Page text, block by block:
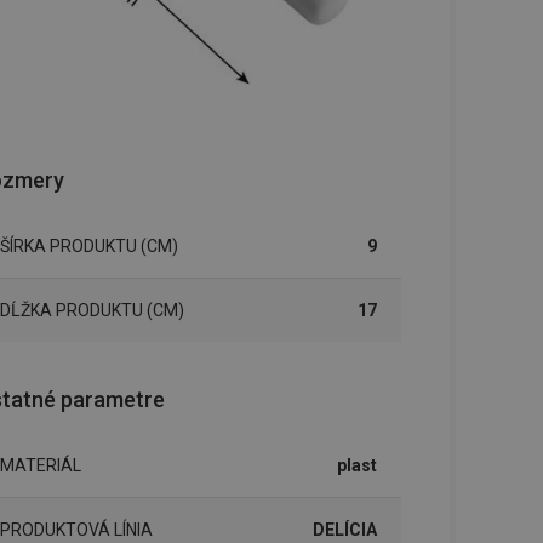
ŠÍRKA PRODUKTU (CM) 9
DĹŽKA PRODUKTU (CM) 17
parametre
MATERIÁL plast
PRODUKTOVÁ LÍNIA DELÍCIA